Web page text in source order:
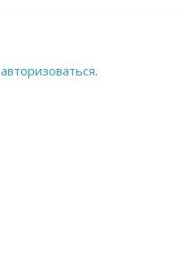
авторизоваться.